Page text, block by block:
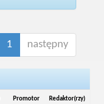
1 następny
Promotor Redaktor(rzy)